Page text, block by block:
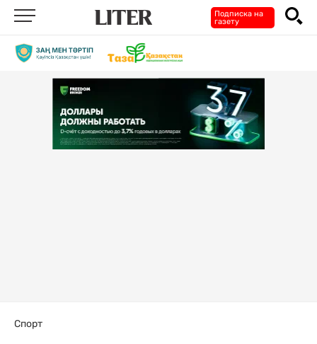
Подписка на
газету
Спорт